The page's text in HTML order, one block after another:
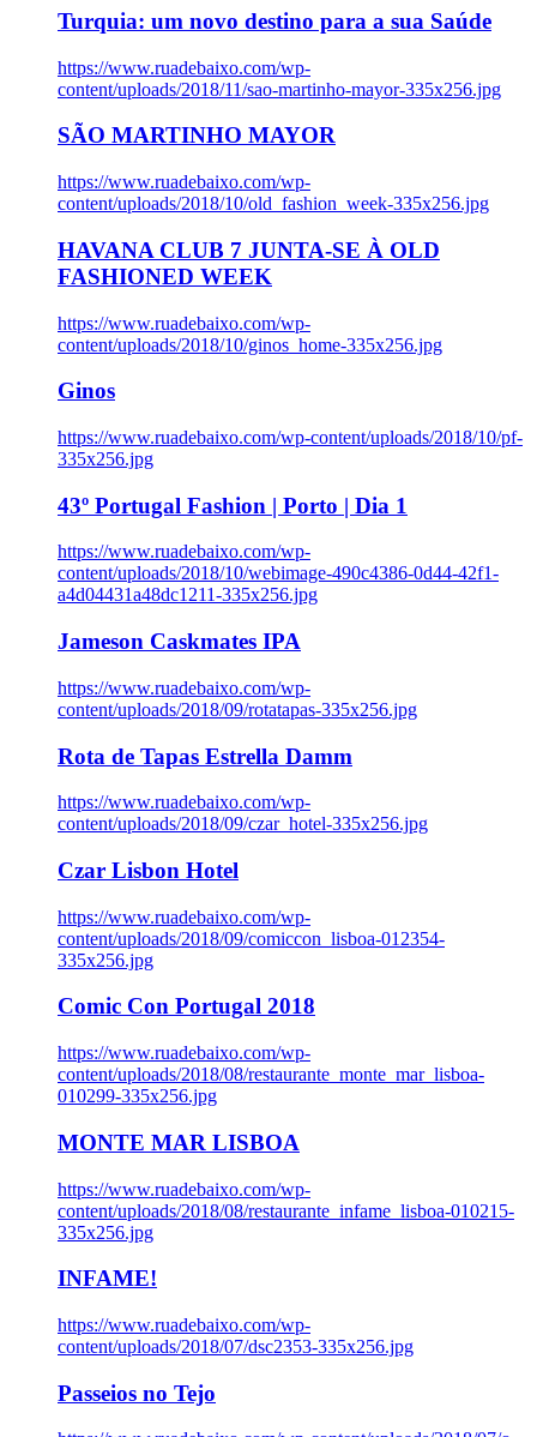
Turquia: um novo destino para a sua Saúde
https://www.ruadebaixo.com/wp-
content/uploads/2018/11/sao-martinho-mayor-335x256.jpg
SÃO MARTINHO MAYOR
https://www.ruadebaixo.com/wp-
content/uploads/2018/10/old_fashion_week-335x256.jpg
HAVANA CLUB 7 JUNTA-SE À OLD
FASHIONED WEEK
https://www.ruadebaixo.com/wp-
content/uploads/2018/10/ginos_home-335x256.jpg
Ginos
https://www.ruadebaixo.com/wp-content/uploads/2018/10/pf-
335x256.jpg
43º Portugal Fashion | Porto | Dia 1
https://www.ruadebaixo.com/wp-
content/uploads/2018/10/webimage-490c4386-0d44-42f1-
a4d04431a48dc1211-335x256.jpg
Jameson Caskmates IPA
https://www.ruadebaixo.com/wp-
content/uploads/2018/09/rotatapas-335x256.jpg
Rota de Tapas Estrella Damm
https://www.ruadebaixo.com/wp-
content/uploads/2018/09/czar_hotel-335x256.jpg
Czar Lisbon Hotel
https://www.ruadebaixo.com/wp-
content/uploads/2018/09/comiccon_lisboa-012354-
335x256.jpg
Comic Con Portugal 2018
https://www.ruadebaixo.com/wp-
content/uploads/2018/08/restaurante_monte_mar_lisboa-
010299-335x256.jpg
MONTE MAR LISBOA
https://www.ruadebaixo.com/wp-
content/uploads/2018/08/restaurante_infame_lisboa-010215-
335x256.jpg
INFAME!
https://www.ruadebaixo.com/wp-
content/uploads/2018/07/dsc2353-335x256.jpg
Passeios no Tejo